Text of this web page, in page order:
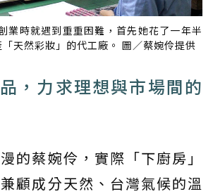
業時就遇到重重困難，首先她花了一年半
天然彩妝」的代工廠。 圖／蔡婉伶提供
，力求理想與市場間的
的蔡婉伶，實際「下廚房」
顧成分天然、台灣氣候的溫